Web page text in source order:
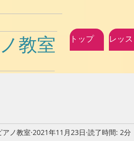
教室 トップ レッ
アノ教室 2021年11月23日 読了時間: 2分